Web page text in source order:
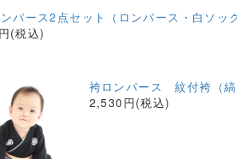
パース2点セット（ロンパース・白ソ
(税込)
袴ロンパース 紋付袴（縞
2,530円(税込)